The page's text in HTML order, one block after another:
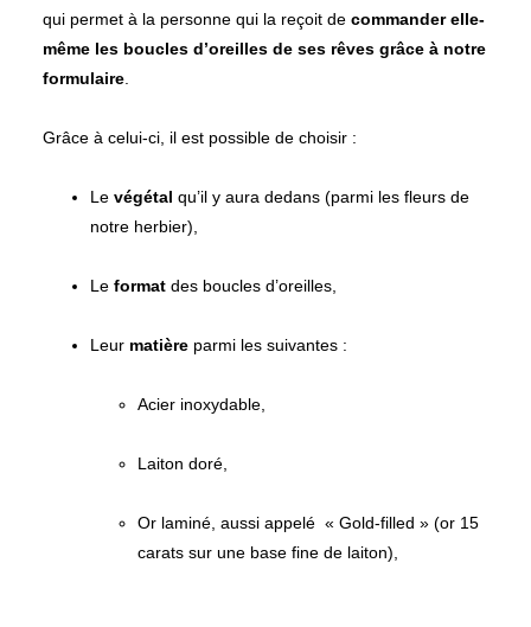
qui permet à la personne qui la reçoit de commander elle-
même les boucles d’oreilles de ses rêves grâce à notre
formulaire
Le végétal qu’il y aura dedans (parmi les fleurs de
notre herbier),
Le format des boucles d’oreilles,
Leur matière
Acier inoxydable,
Laiton doré,
Or laminé, aussi appelé « Gold-filled » (or 15
carats sur une base fine de laiton),